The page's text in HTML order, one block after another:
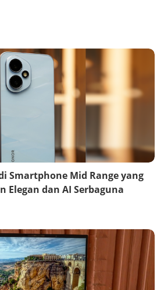
Smartphone Mid Range yang
Elegan dan AI Serbaguna